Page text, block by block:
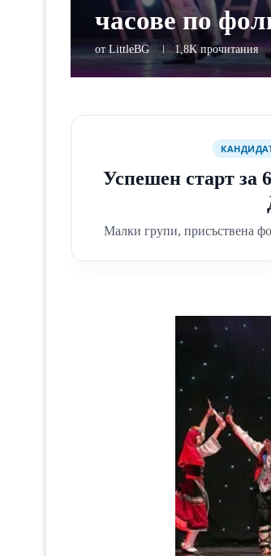
часове по
отLittleBG 1,8K прочитания
Успешен старт за
Малки групи, присъствена